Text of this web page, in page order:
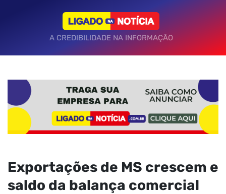
A CREDIBILIDADE NA INFORMAÇÃO
Exportações de MS crescem e
saldo da balança comercial